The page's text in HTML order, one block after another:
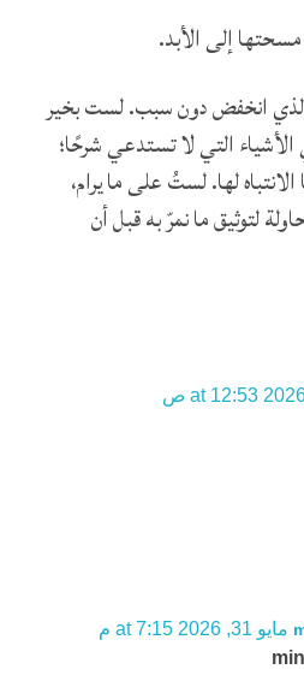
إلى الأبد.
انخفض دون سبب. لست بخير
التي لا تستدعي شرحًا؛
لها. لستُ على ما يرام،
لتوثيق ما نمرّ به قبل أن
مايو 31, 2026 at 7:15 م